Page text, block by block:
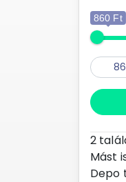
860 Ft
2
Mást
Depo